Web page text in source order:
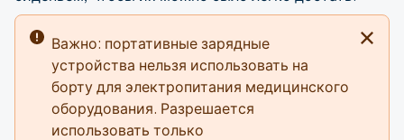
Важно: портативные зарядные
устройства нельзя использовать на
борту для электропитания медицинского
оборудования. Разрешается
использовать только